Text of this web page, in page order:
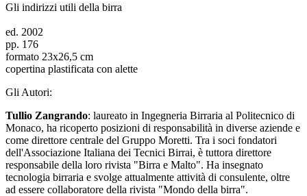
Gli indirizzi utili della birra
ed. 2002
pp. 176
formato 23x26,5 cm
copertina plastificata con alette
Gli Autori:
Tullio Zangrando: laureato in Ingegneria Birraria al Politecnico di
Monaco, ha ricoperto posizioni di responsabilità in diverse aziende e
come direttore centrale del Gruppo Moretti. Tra i soci fondatori
dell'Associazione Italiana dei Tecnici Birrai, è tuttora direttore
responsabile della loro rivista "Birra e Malto". Ha insegnato
tecnologia birraria e svolge attualmente attività di consulente, oltre
ad essere collaboratore della rivista "Mondo della birra".